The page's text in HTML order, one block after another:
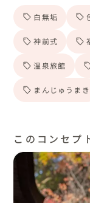
白無垢
神前式
温泉旅館
まんじゅうまき
このコンセプ